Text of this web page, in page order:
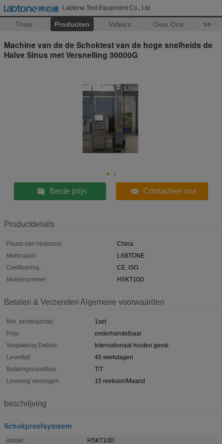
Labtone Test Equipment Co., Ltd
Thuis Producten Video's Over Ons >>
Machine van de de Schoktest van de hoge snelheids de
Halve Sinus met Versnelling 30000G
Beste prijs Contacteer ons
Productdetails
Plaats van herkomst:
China
Merknaam:
LABTONE
Certificering:
CE, ISO
Modelnummer:
HSKT10D
Betalen & Verzenden Algemene voorwaarden
Min. bestelaantal:
1set
Prijs:
onderhandelbaar
Verpakking Details:
Internationaal houten geval
Levertijd:
45 werkdagen
Betalingscondities:
T/T
Levering vermogen:
15 reeksen/Maand
beschrijving
Schokproefsysteem
model:
HSKT10D